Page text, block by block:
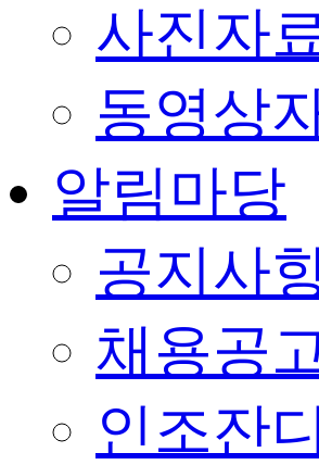
사진자
동영상
알림마당
공지사
채용공
인조잔